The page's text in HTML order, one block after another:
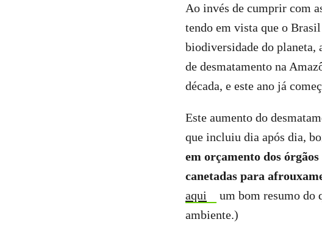
Ao invés de cumprir com
tendo em vista que o
biodiversidade do planeta,
de desmatamento na
década, e este ano já
Este aumento do
que incluiu dia após dia,
em orçamento dos
canetadas para
aqui
um bom resumo do
ambiente.)